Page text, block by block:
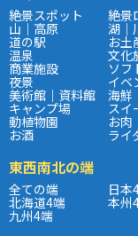
絶景スポット 絶景
山｜高原 湖｜
道の駅 お土
温泉 文化
商業施設 ソフ
夜景 イベ
美術館｜資料館 海鮮
キャンプ場 スイ
動植物園 お肉
お酒 ライ
東西南北の端
全ての端 日本
北海道4端 本州
九州4端